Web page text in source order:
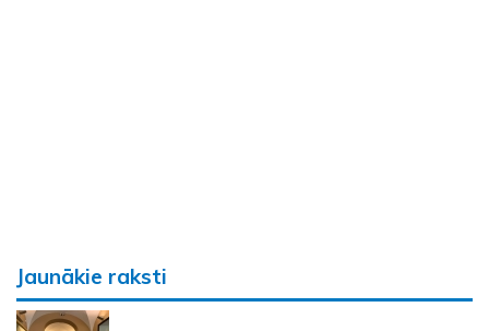
Jaunākie raksti